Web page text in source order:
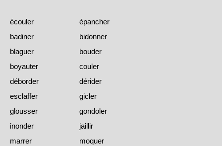
écouler
épancher
badiner
bidonner
blaguer
bouder
boyauter
couler
déborder
dérider
esclaffer
gicler
glousser
gondoler
inonder
jaillir
marrer
moquer